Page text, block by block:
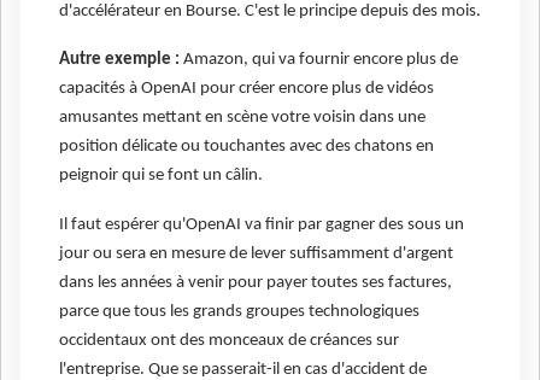
d'accélérateur en Bourse. C'est le principe depuis des mois.
Autre exemple : Amazon, qui va fournir encore plus de
capacités à OpenAI pour créer encore plus de vidéos
amusantes mettant en scène votre voisin dans une
position délicate ou touchantes avec des chatons en
peignoir qui se font un câlin.
Il faut espérer qu'OpenAI va finir par gagner des sous un
jour ou sera en mesure de lever suffisamment d'argent
dans les années à venir pour payer toutes ses factures,
parce que tous les grands groupes technologiques
occidentaux ont des monceaux de créances sur
l'entreprise. Que se passerait-il en cas d'accident de